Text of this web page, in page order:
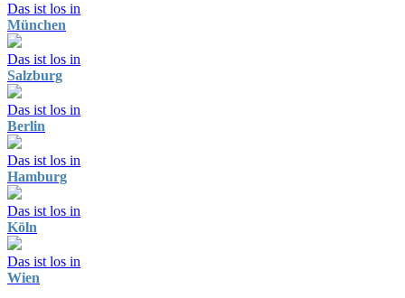
Das ist los in
München
Das ist los in
Salzburg
Das ist los in
Berlin
Das ist los in
Hamburg
Das ist los in
Köln
Das ist los in
Wien